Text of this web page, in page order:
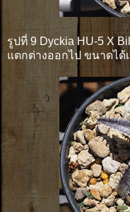
รูปที่ 9 Dyckia HU-5 X
แตกต่างออกไป ขนาดได้เ